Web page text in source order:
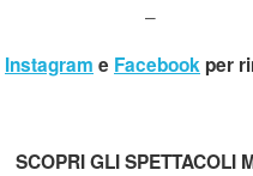
–
Instagram e Facebook per
SCOPRI GLI SPETTACOLI